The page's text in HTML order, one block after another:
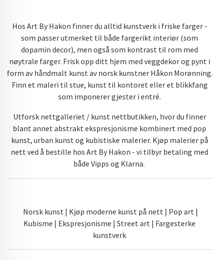
Hos Art By Hakon finner du alltid kunstverk i friske farger -
som passer utmerket til både fargerikt interiør (som
dopamin decor), men også som kontrast til rom med
nøytrale farger. Frisk opp ditt hjem med veggdekor og pynt i
form av håndmalt kunst av norsk kunstner Håkon Morønning.
Finn et maleri til stue, kunst til kontoret eller et blikkfang
som imponerer gjester i entré.
Utforsk nettgalleriet / kunst nettbutikken, hvor du finner
blant annet abstrakt ekspresjonisme kombinert med pop
kunst, urban kunst og kubistiske malerier. Kjøp malerier på
nett ved å bestille hos Art By Hakon - vi tilbyr betaling med
både Vipps og Klarna.
Norsk kunst | Kjøp moderne kunst på nett | Pop art |
Kubisme | Ekspresjonisme | Street art | Fargesterke
kunstverk